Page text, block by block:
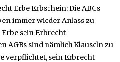
Erbe Erbschein: Die ABGs
immer wieder Anlass zu
Erbe sein Erbrecht
AGBs sind nämlich Klauseln zu
verpflichtet, sein Erbrecht